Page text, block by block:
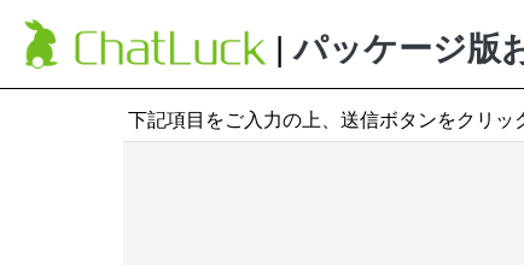
| パッケージ版
下記項目をご入力の上、送信ボタンをクリッ